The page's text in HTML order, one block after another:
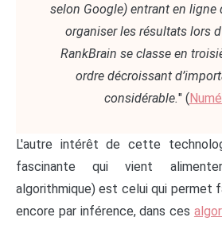
selon Google) entrant en ligne
organiser les résultats lors
RankBrain se classe en
ordre décroissant
considérable." (
L'autre intérêt de cette
fascinante qui vient
algorithmique) est celui qui permet
encore par inférence, dans ces